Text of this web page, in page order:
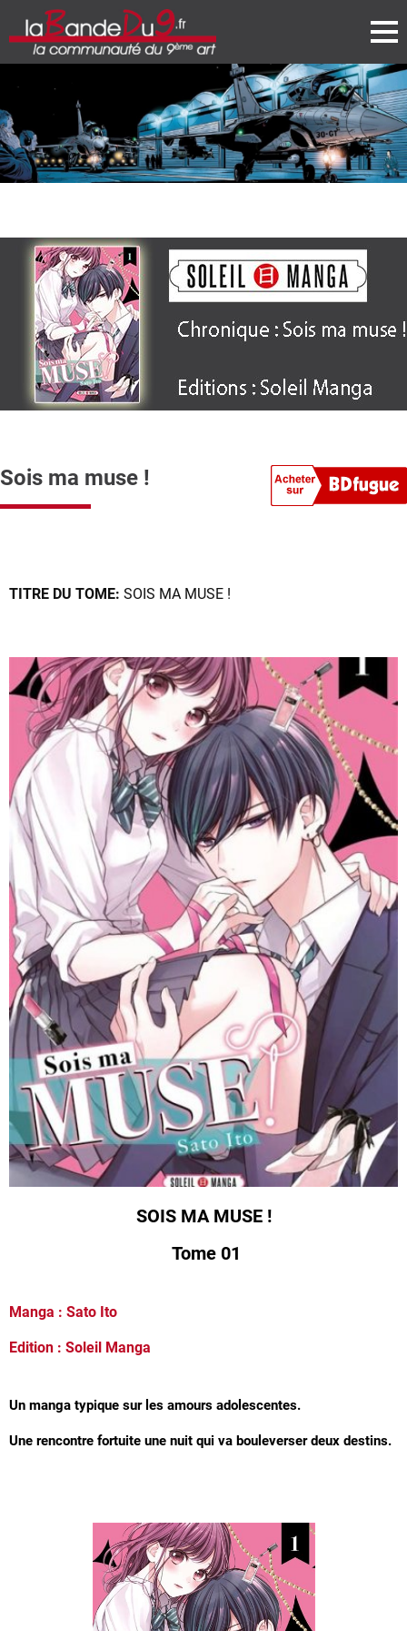
Sois ma muse !
TITRE DU TOME: SOIS MA MUSE !
SOIS MA MUSE !
Tome 01
Manga : Sato Ito
Edition : Soleil Manga
Un manga typique sur les amours adolescentes.
Une rencontre fortuite une nuit qui va bouleverser deux destins.